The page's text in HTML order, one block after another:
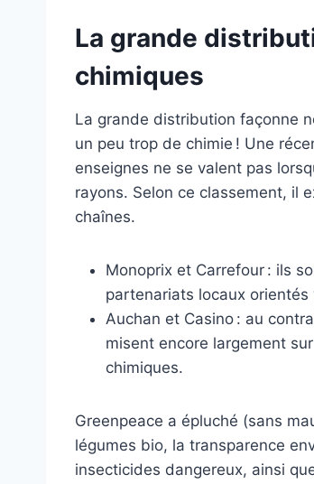
La grande
chimiques
La grande distribution façonne
un peu trop de chimie ! Une
enseignes ne se valent pas
rayons. Selon ce classement, il
chaînes.
Monoprix et Carrefour : ils
partenariats locaux
Auchan et Casino : au
misent encore largement
chimiques.
Greenpeace a épluché (sans
légumes bio, la transparence
insecticides dangereux, ainsi